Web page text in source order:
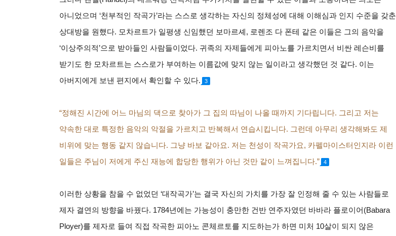
아니었으며 ‘천부적인 작곡가’라는 스스로 생각하는 자신의 정체성에 대해 이해심과 인지 수준을 갖춘
상대방을 원했다. 모차르트가 일평생 신임했던 보마르셰, 로렌조 다 폰테 같은 이들은 그의 음악을
‘이상주의적’으로 받아들인 사람들이었다. 귀족의 자제들에게 피아노를 가르치면서 비싼 레슨비를
받기도 한 모차르트는 스스로가 부여하는 이름값에 맞지 않는 일이라고 생각했던 것 같다. 이는
아버지에게 보낸 편지에서 확인할 수 있다.
3
“정해진 시간에 어느 마님의 댁으로 찾아가 그 집의 따님이 나올 때까지 기다립니다. 그리고 저는
약속한 대로 특정한 음악의 악절을 가르치고 반복해서 연습시킵니다. 그런데 아무리 생각해봐도 제
비위에 맞는 행동 같지 않습니다. 그냥 바보 같아요. 저는 천성이 작곡가요, 카펠마이스터인지라 이런
일들은 주님이 저에게 주신 재능에 합당한 행위가 아닌 것만 같이 느껴집니다.”
4
이러한 상황을 참을 수 없었던 ‘대작곡가’는 결국 자신의 가치를 가장 잘 인정해 줄 수 있는 사람들로
제자 결연의 방향을 바꿨다. 1784년에는 가능성이 충만한 건반 연주자였던 바바라 플로이어(Babara
Ployer)를 제자로 들여 직접 작곡한 피아노 콘체르토를 지도하는가 하면 미처 10살이 되지 않은